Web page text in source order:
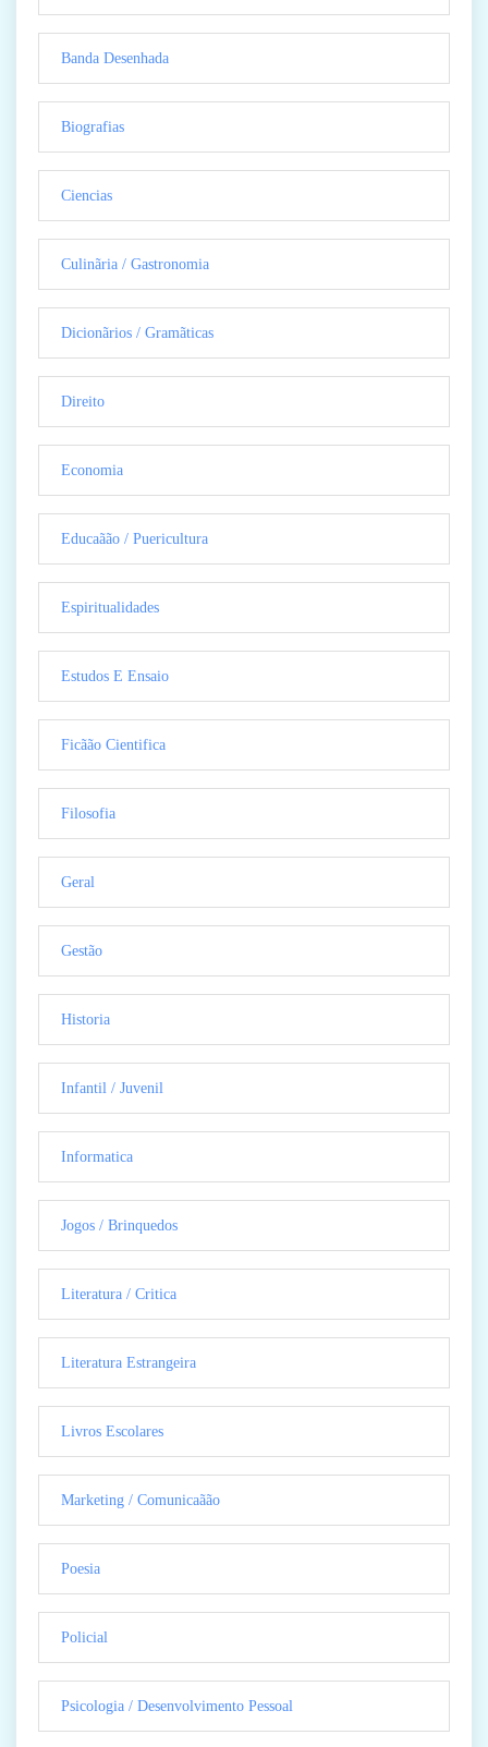
Banda Desenhada
Biografias
Ciencias
Culinãria / Gastronomia
Dicionãrios / Gramãticas
Direito
Economia
Educaãão / Puericultura
Espiritualidades
Estudos E Ensaio
Ficãão Cientifica
Filosofia
Geral
Gestão
Historia
Infantil / Juvenil
Informatica
Jogos / Brinquedos
Literatura / Critica
Literatura Estrangeira
Livros Escolares
Marketing / Comunicaãão
Poesia
Policial
Psicologia / Desenvolvimento Pessoal